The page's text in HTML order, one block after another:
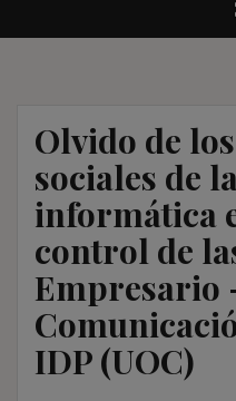
Olvido de
sociales de
informática
control de
Empresario
IDP (UOC)